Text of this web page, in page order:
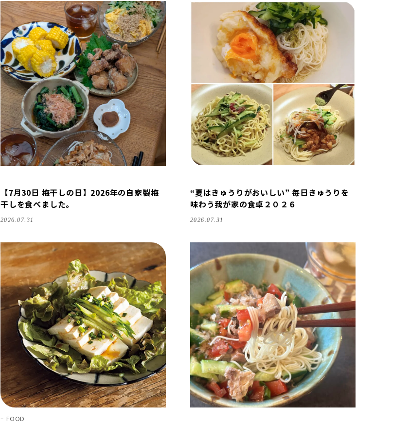
【7月30日 梅干しの日】2026年の自家製梅
干しを食べました。
2026.07.31
“夏はきゅうりがおいしい” 毎日きゅうりを
味わう我が家の食卓２０２６
2026.07.31
FOOD